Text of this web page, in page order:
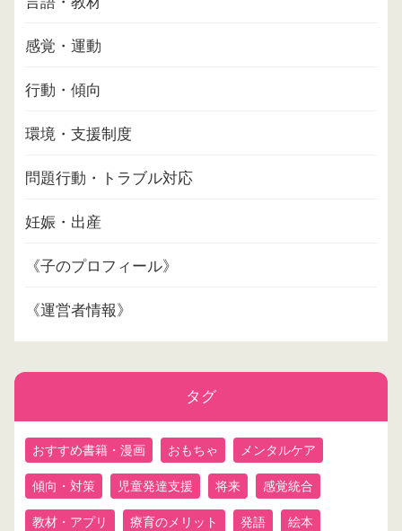
感覚・運動
行動・傾向
環境・支援制度
問題行動・トラブル対応
妊娠・出産
《子のプロフィール》
《運営者情報》
タグ
おすすめ書籍・漫画 おもちゃ メンタルケア
傾向・対策 児童発達支援 将来 感覚統合
教材・アプリ 療育のメリット 発語 絵本